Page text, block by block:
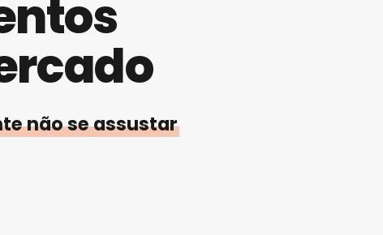
não se assustar